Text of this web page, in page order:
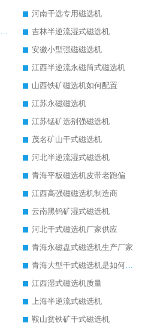
河南干选专用磁选机
贵州矿山用干选磁选机怎样调磁
吉林半逆流湿式磁选机
安徽小型强磁磁选机
江西半逆流永磁筒式磁选机
山西铁矿磁选机如何配置
江苏永磁磁选机
江苏锰矿选别强磁选机
茂名矿山干式磁选机
河北半逆流湿式磁选机
青海平板磁选机皮带老跑偏
江西高强磁磁选机制造商
云南黑钨矿湿式磁选机
河北干式磁选机厂家供应
青海永磁盘式磁选机生产厂家
青海大型干式磁选机是如何选矿的
江西湿式磁选机质量
上海半逆流式磁选机
鞍山贫铁矿干式磁选机